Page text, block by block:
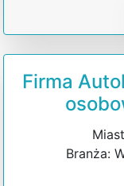
Firma
Branża: